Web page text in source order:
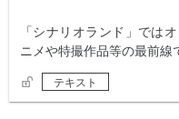
「シナリオランド」では
ニメや特撮作品等の最前線
テキスト